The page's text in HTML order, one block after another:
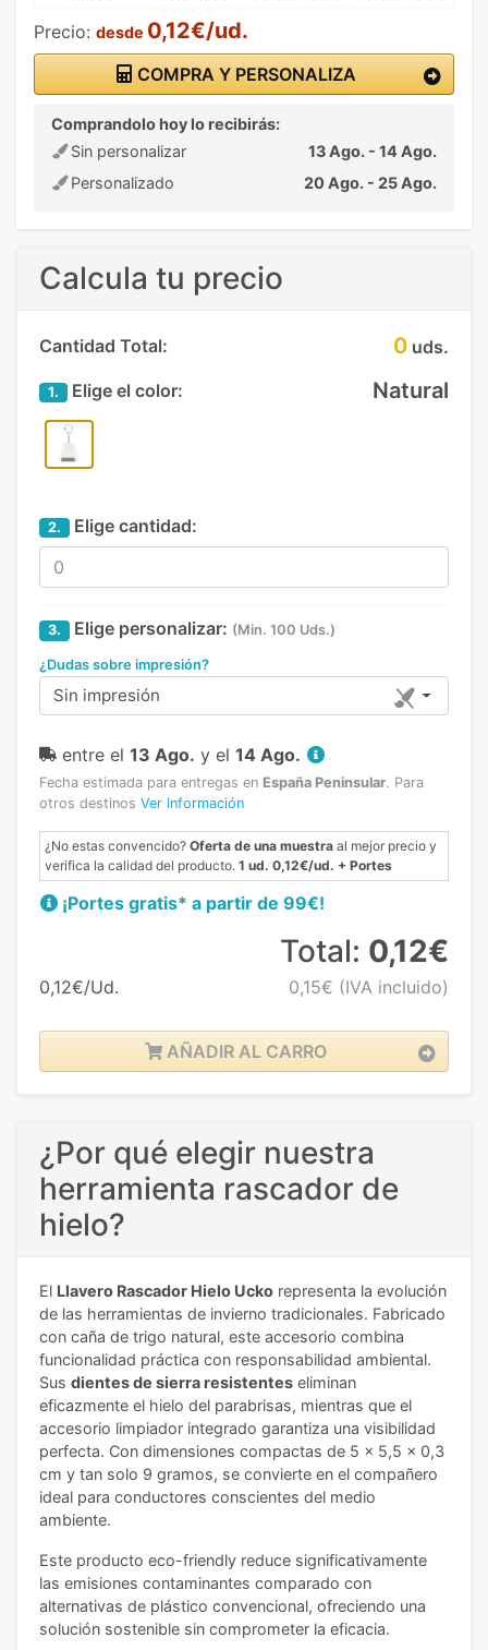
Precio: desde 0,12€/ud.
COMPRA Y PERSONALIZA
Comprandolo hoy lo recibirás:
Sin personalizar
13 Ago. - 14 Ago.
Personalizado
20 Ago. - 25 Ago.
Calcula tu precio
Cantidad Total: 0 uds.
1. Elige el color: Natural
2. Elige cantidad:
3. Elige personalizar: (Min. 100 Uds.)
¿Dudas sobre impresión?
Sin impresión
entre el 13 Ago. y el 14 Ago.
Fecha estimada para entregas en España Peninsular. Para
otros destinos Ver Información
¿No estas convencido? Oferta de una muestra al mejor precio y
verifica la calidad del producto. 1 ud. 0,12€/ud. + Portes
¡Portes gratis* a partir de 99€!
0,12€/Ud.
Total: 0,12€
0,15€ (IVA incluido)
AÑADIR AL CARRO
¿Por qué elegir nuestra
herramienta rascador de
hielo?
El Llavero Rascador Hielo Ucko representa la evolución
de las herramientas de invierno tradicionales. Fabricado
con caña de trigo natural, este accesorio combina
funcionalidad práctica con responsabilidad ambiental.
Sus dientes de sierra resistentes eliminan
eficazmente el hielo del parabrisas, mientras que el
accesorio limpiador integrado garantiza una visibilidad
perfecta. Con dimensiones compactas de 5 x 5,5 x 0,3
cm y tan solo 9 gramos, se convierte en el compañero
ideal para conductores conscientes del medio
ambiente.
Este producto eco-friendly reduce significativamente
las emisiones contaminantes comparado con
alternativas de plástico convencional, ofreciendo una
solución sostenible sin comprometer la eficacia.